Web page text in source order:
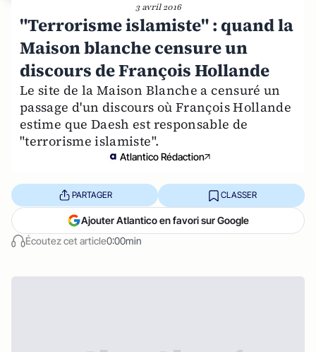
3 avril 2016
"Terrorisme islamiste" : quand la
Maison blanche censure un
discours de François Hollande
Le site de la Maison Blanche a censuré un
passage d'un discours où François Hollande
estime que Daesh est responsable de
"terrorisme islamiste".
Atlantico Rédaction
Écoutez cet article0:00min
PARTAGER CLASSER
Ajouter Atlantico en favori sur Google